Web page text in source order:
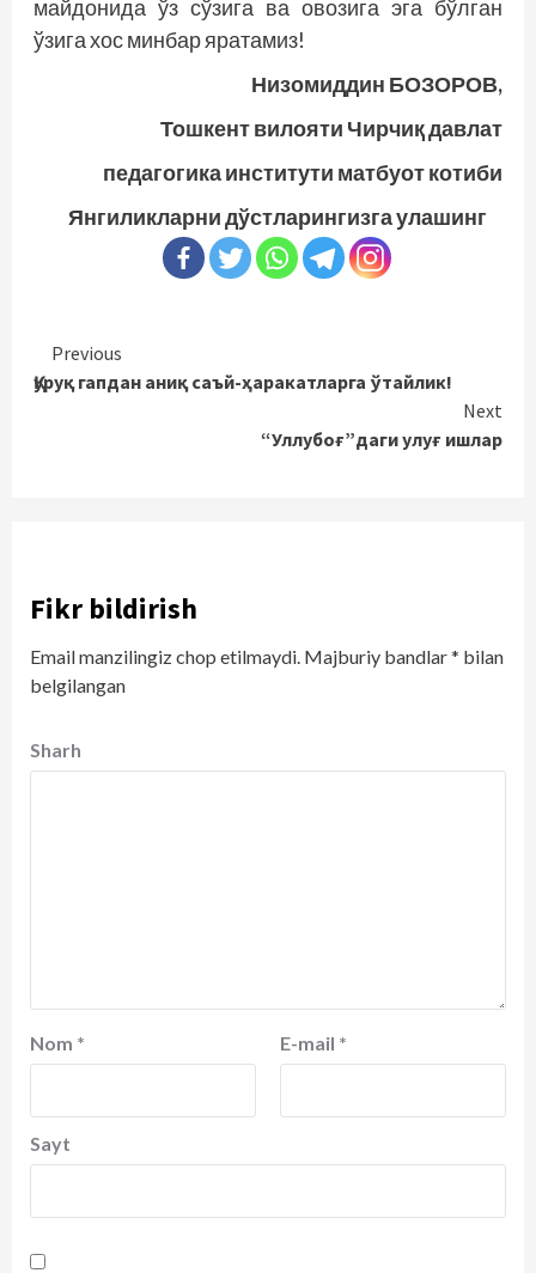
майдонида ўз сўзига ва овозига эга бўлган
ўзига хос минбар яратамиз!
Низомиддин БОЗОРОВ,
Тошкент вилояти Чирчиқ давлат
педагогика институти матбуот котиби
Янгиликларни дўстларингизга улашинг
Continue
Reading
Previous
Қуруқ гапдан аниқ саъй-ҳаракатларга ўтайлик!
Next
“Уллубоғ”даги улуғ ишлар
Fikr bildirish
Email manzilingiz chop etilmaydi. Majburiy bandlar* bilan
belgilangan
Sharh
Nom * E-mail *
Sayt